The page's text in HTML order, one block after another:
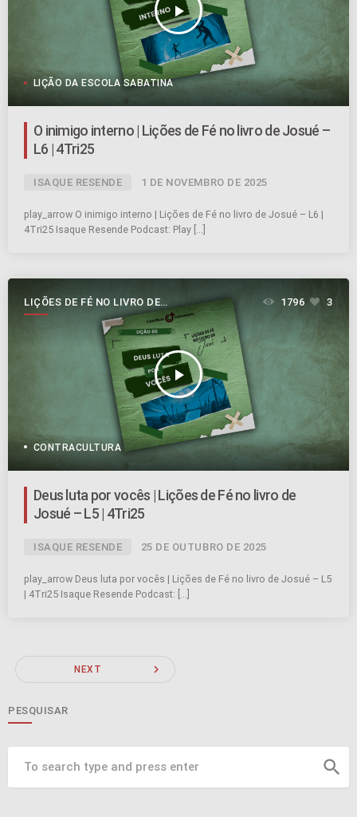
play_arrow
LIÇÃO DA ESCOLA SABATINA
O inimigo interno | Lições de Fé no livro de Josué –
L6 | 4Tri25
ISAQUE RESENDE 1 DE NOVEMBRO DE 2025
play_arrow O inimigo interno | Lições de Fé no livro de Josué – L6 |
4Tri25 Isaque Resende Podcast: Play […]
LIÇÕES DE FÉ NO LIVRO DE
JOSUÉ
play_arrow
1796 3
CONTRACULTURA
Deus luta por vocês | Lições de Fé no livro de
Josué – L5 | 4Tri25
ISAQUE RESENDE 25 DE OUTUBRO DE 2025
play_arrow Deus luta por vocês | Lições de Fé no livro de Josué – L5
| 4Tri25 Isaque Resende Podcast: […]
NEXT navigate_next
PESQUISAR
search